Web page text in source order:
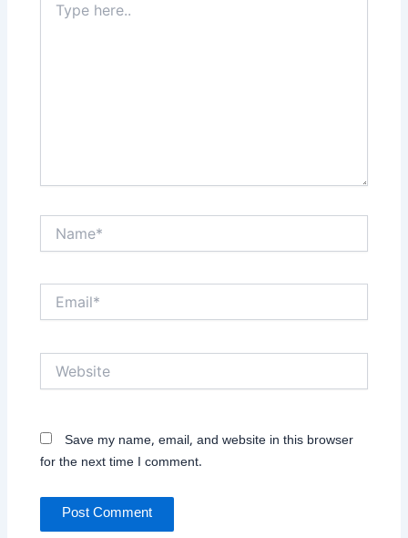
here..
Save my name, email, and website in this browser
for the next time I comment.